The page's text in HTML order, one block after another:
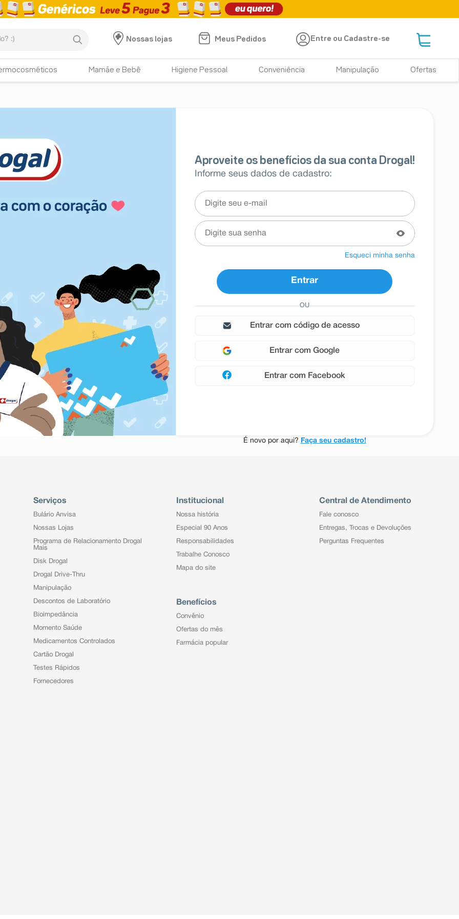
Nossas lojas
Meus Pedidos Entre ou Cadastre-se
Mamãe e Bebê Higiene Pessoal Conveniência Manipulação Ofertas
OU
entrar com Google
entrar com Facebook
Informe seus dados de cadastro:
Esqueci minha senha
Entrar
Serviços
Bulário Anvisa
Nossas Lojas
Programa de Relacionamento Drogal
Mais
Disk Drogal
Drogal Drive-Thru
Manipulação
Descontos de Laboratório
Bioimpedância
Momento Saúde
Medicamentos Controlados
Cartão Drogal
Testes Rápidos
Fornecedores
Institucional
Nossa história
Especial 90 Anos
Responsabilidades
Trabalhe Conosco
Mapa do site
Benefícios
Convênio
Ofertas do mês
Farmácia popular
Central de Atendimento
Fale conosco
Entregas, Trocas e Devoluções
Perguntas Frequentes